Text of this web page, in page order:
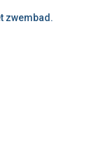
zwembad.